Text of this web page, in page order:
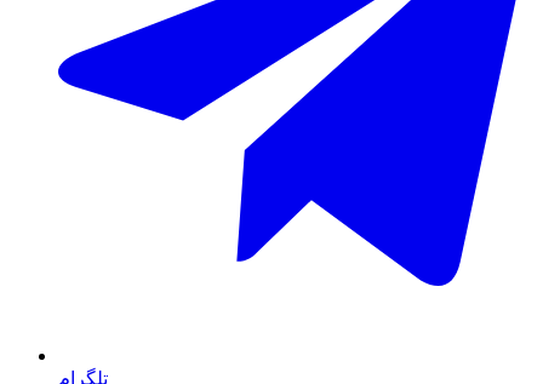
تلگرام